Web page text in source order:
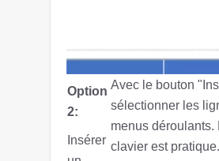
Option
2:
Insérer
Avec le bouton
sélectionner les
menus
clavier est